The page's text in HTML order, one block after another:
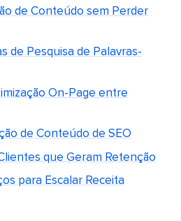
de Conteúdo sem Perder
de Pesquisa de Palavras-
On-Page entre
de Conteúdo de SEO
que Geram Retenção
para Escalar Receita